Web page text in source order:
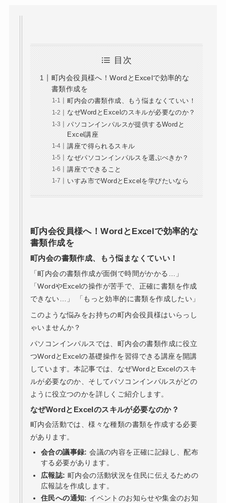
目次
町内会役員様へ！WordとExcelで効率的な
書類作成を
町内会の書類作成、もう悩まなくていい！
なぜWordとExcelのスキルが必要なのか？
パソコンインパルスが提供するWordと
Excel講座
講座で得られるスキル
なぜパソコンインパルスを選ぶべきか？
講座でできること
いすみ市でWordとExcelを学びたいなら
町内会役員様へ！WordとExcelで効率的な
書類作成を
町内会の書類作成、もう悩まなくていい！
「町内会の書類作成が面倒で時間がかかる…」
「WordやExcelの操作が苦手で、正確に書類を作成
できない…」 「もっと効率的に書類を作成したい」
このような悩みをお持ちの町内会役員様はいらっし
ゃいませんか？
パソコンインパルスでは、町内会の書類作成に役立
つWordとExcelの基礎操作を習得できる講座を開講
しています。本記事では、なぜWordとExcelのスキ
ルが必要なのか、そしてパソコンインパルスがどの
ように役立つのかを詳しくご紹介します。
なぜWordとExcelのスキルが必要なのか？
町内会活動では、様々な種類の書類を作成する必要
があります。
会合の議事録: 会議の内容を正確に記録し、配布
する必要があります。
広報誌: 町内会の活動状況を住民に伝えるための
広報誌を作成します。
住民への通知: イベントのお知らせや集金のお知